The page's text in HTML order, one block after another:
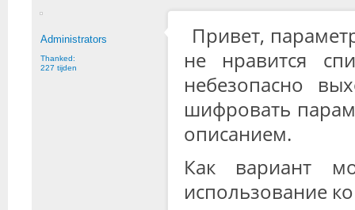
Administrators
Thanked:
227 tijden
Привет,
не нравится
небезопасно
шифровать
описанием.
Как вариант
использование